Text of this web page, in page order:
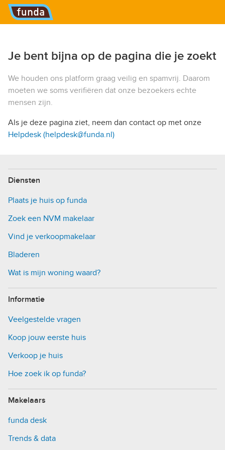
Hoofdmenu
Je bent bijna op de pagina die je zoekt
We houden ons platform graag veilig en spamvrij. Daarom
moeten we soms verifiëren dat onze bezoekers echte
mensen zijn.
Als je deze pagina ziet, neem dan contact op met onze
Helpdesk (helpdesk@funda.nl)
Diensten
Plaats je huis op funda
Zoek een NVM makelaar
Vind je verkoopmakelaar
Bladeren
Wat is mijn woning waard?
Informatie
Veelgestelde vragen
Koop jouw eerste huis
Verkoop je huis
Hoe zoek ik op funda?
Makelaars
funda desk
Trends & data